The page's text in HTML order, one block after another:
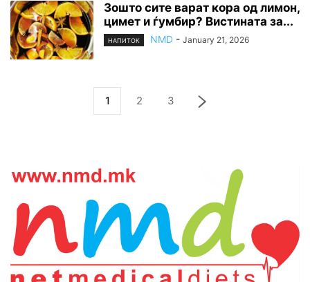
Зошто сите варат кора од лимон,
цимет и ѓумбир? Вистината за...
НАПИТОК NMD - January 21, 2026
1 2 3